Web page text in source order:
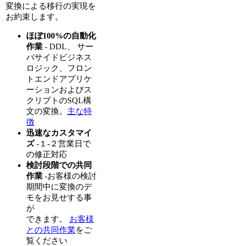
変換による移行の実現を
お約束します。
ほぼ100%の自動化
作業 - DDL、 サー
バサイドビジネス
ロジック、フロン
トエンドアプリケ
ーションおよびス
クリプトのSQL構
文の変換。 主な特
徴
迅速なカスタマイ
ズ-１-２営業日で
の修正対応
検討段階での共同
作業 -お客様の検討
期間中に変換のデ
モをお見せする事
が
できます。 お客様
との共同作業をご
覧ください